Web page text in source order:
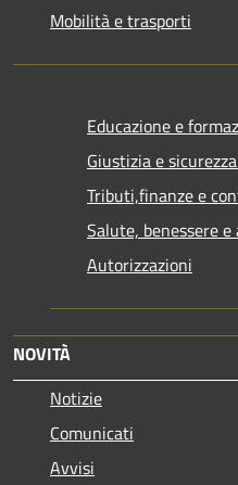
Mobilità e trasporti
Educazione e
Giustizia e
Tributi,finanze e
Salute, benessere e
Autorizzazioni
NOVITÀ
Notizie
Comunicati
Avvisi